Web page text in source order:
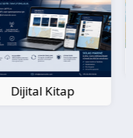
Kağıt Harita